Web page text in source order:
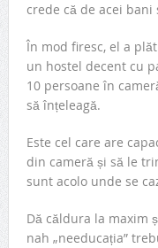
crede că de acei bani
În mod firesc, el a
un hostel decent cu
10 persoane în
să înțeleagă.
Este cel care are
din cameră și să le
sunt acolo unde se
Dă căldura la maxim
nah „needucația”